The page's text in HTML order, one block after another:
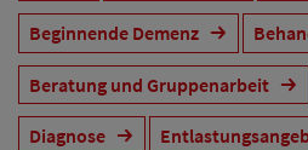
Beginnende Demenz
Beratung und Gruppenarbeit
Diagnose